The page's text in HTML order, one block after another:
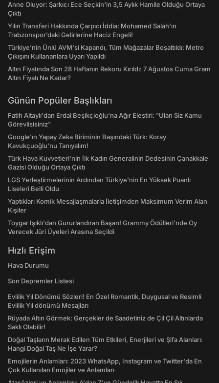
Anne Oluyor: Şarkıcı Ece Seçkin'in 3,5 Aylık Hamile Olduğu Ortaya
Çıktı
Yılın Transferi Hakkında Çarpıcı İddia: Mohamed Salah'ın
Trabzonspor’daki Gelirlerine Haciz Engeli!
Türkiye'nin Ünlü AVM'si Kapandı, Tüm Mağazalar Boşaltıldı: Metro
Çıkışını Kullananlara Uyarı Yapıldı
Altın Fiyatında Son 28 Haftanın Rekoru Kırıldı: 7 Ağustos Cuma Gram
Altın Fiyatı Ne Kadar?
Günün Popüler Başlıkları
Fatih Altaylı'dan Erdal Beşikçioğlu'na Ağır Eleştiri: "Ulan Siz Kamu
Görevlisisiniz"
Google'ın Yapay Zeka Biriminin Başındaki Türk: Koray
Kavukçuoğlu'nu Tanıyalım!
Türk Hava Kuvvetleri'nin İlk Kadın Generalinin Dedesinin Çanakkale
Gazisi Olduğu Ortaya Çıktı
LGS Yerleştirmelerinin Ardından Türkiye'nin En Yüksek Puanlı
Liseleri Belli Oldu
Yaptıkları Komik Mesajlaşmalarla İletişimden Maksimum Verim Alan
Kişiler
Toygar Işıklı'dan Gururlandıran Başarı! Grammy Ödülleri'nde Oy
Verecek Jüri Üyeleri Arasına Seçildi
Hızlı Erişim
Hava Durumu
Son Depremler Listesi
Evlilik Yıl Dönümü Sözleri! En Özel Romantik, Duygusal ve Resimli
Evlilik Yıl dönümü Mesajları
Rüyada Altın Görmek: Gerçekler de Saadetiniz de Çil Çil Altınlarda
Saklı Olabilir!
Doğal Taşların Merak Edilen Tüm Etkileri, Enerjileri ve Şifa Alanları:
Hangi Doğal Taş Ne İşe Yarar?
Emojilerin Anlamları: 2023 WhatsApp, Instagram ve Twitter'da En
Çok Kullanılan Emojiler ve Anlamları